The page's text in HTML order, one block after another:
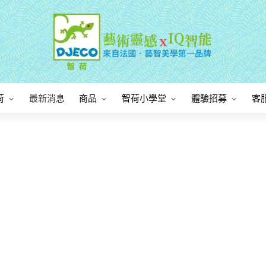
最新消息 商品 智荷小學堂 體驗招募 客